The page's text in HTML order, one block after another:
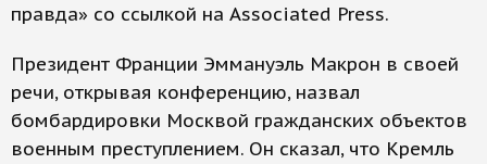
правда» со ссылкой на Associated Press.
Президент Франции Эммануэль Макрон в своей
речи, открывая конференцию, назвал
бомбардировки Москвой гражданских объектов
военным преступлением. Он сказал, что Кремль